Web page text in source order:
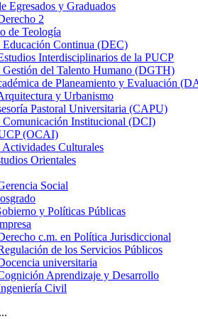
Egresados y Graduados
2
de Teología
Continua (DEC)
Interdisciplinarios de la PUCP
del Talento Humano (DGTH)
de Planeamiento y Evaluación
y Urbanismo
Pastoral Universitaria (CAPU)
Comunicación Institucional (DCI)
(OCAI)
Culturales
Orientales
Social
y Políticas Públicas
c.m. en Política Jurisdiccional
de los Servicios Públicos
universitaria
Aprendizaje y Desarrollo
Civil